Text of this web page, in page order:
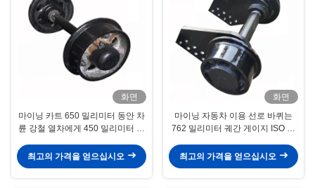
화면
마이닝 카트 650 밀리미터 동안 차
륜 강철 열차에게 450 밀리미터 사
최고의 가격을 얻으십시오
화면
마이닝 자동차 이용 선로 바퀴는
762 밀리미터 궤간 게이지 ISO 증
최고의 가격을 얻으십시오